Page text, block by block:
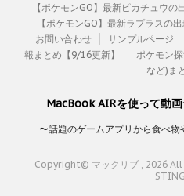
【ポケモンGO】最新ピカチュウの
【ポケモンGO】最新ラプラスの
お問い合わせ
サンプルページ
報まとめ【9/16更新】
ポケモン
など)ま
MacBook AIRを使って動
〜話題のゲームアプリから食べ
Copyright© マックリブ , 2026